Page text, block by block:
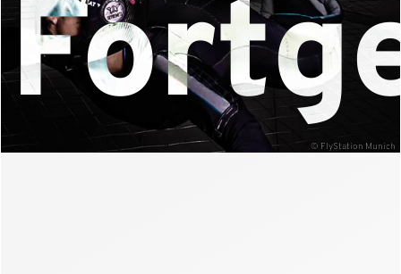
© FlyStation Munich